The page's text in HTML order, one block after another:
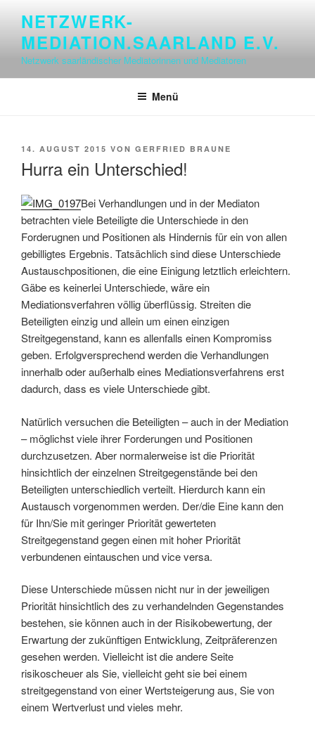
springen
NETZWERK-
MEDIATION.SAARLAND E.V.
Netzwerk saarländischer Mediatorinnen und Mediatoren
Menü
VERÖFFENTLICHT
14. AUGUST 2015 VON GERFRIED BRAUNE
Hurra ein Unterschied!
Bei Verhandlungen und in der Mediaton
betrachten viele Beteiligte die Unterschiede in den
Forderugnen und Positionen als Hindernis für ein von allen
gebilligtes Ergebnis. Tatsächlich sind diese Unterschiede
Austauschpositionen, die eine Einigung letztlich erleichtern.
Gäbe es keinerlei Unterschiede, wäre ein
Mediationsverfahren völlig überflüssig. Streiten die
Beteiligten einzig und allein um einen einzigen
Streitgegenstand, kann es allenfalls einen Kompromiss
geben. Erfolgversprechend werden die Verhandlungen
innerhalb oder außerhalb eines Mediationsverfahrens erst
dadurch, dass es viele Unterschiede gibt.
Natürlich versuchen die Beteiligten – auch in der Mediation
– möglichst viele ihrer Forderungen und Positionen
durchzusetzen. Aber normalerweise ist die Priorität
hinsichtlich der einzelnen Streitgegenstände bei den
Beteiligten unterschiedlich verteilt. Hierdurch kann ein
Austausch vorgenommen werden. Der/die Eine kann den
für Ihn/Sie mit geringer Priorität gewerteten
Streitgegenstand gegen einen mit hoher Priorität
verbundenen eintauschen und vice versa.
Diese Unterschiede müssen nicht nur in der jeweiligen
Priorität hinsichtlich des zu verhandelnden Gegenstandes
bestehen, sie können auch in der Risikobewertung, der
Erwartung der zukünftigen Entwicklung, Zeitpräferenzen
gesehen werden. Vielleicht ist die andere Seite
risikoscheuer als Sie, vielleicht geht sie bei einem
streitgegenstand von einer Wertsteigerung aus, Sie von
einem Wertverlust und vieles mehr.